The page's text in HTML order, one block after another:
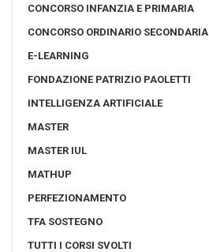
CONCORSO INFANZIA E PRIMARIA
CONCORSO ORDINARIO SECONDARIA
E-LEARNING
FONDAZIONE PATRIZIO PAOLETTI
INTELLIGENZA ARTIFICIALE
MASTER
MASTER IUL
MATHUP
PERFEZIONAMENTO
TFA SOSTEGNO
TUTTI I CORSI SVOLTI